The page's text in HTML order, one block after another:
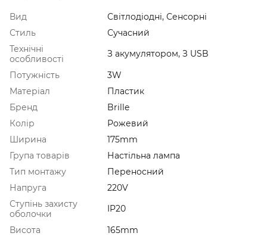
Вид
Світлодіодні, Сенсорні
Стиль
Сучасний
Технічні
особливості
З акумулятором, З USB
Потужність
3W
Матеріал
Пластик
Бренд
Brille
Колір
Рожевий
Ширина
175mm
Група товарів
Настільна лампа
Тип монтажу
Переносний
Напруга
220V
Ступінь захисту
оболочки
IP20
Висота
165mm